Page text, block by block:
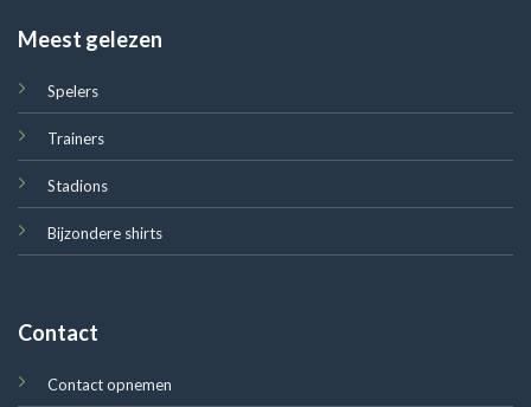
Meest gelezen
Spelers
Trainers
Stadions
Bijzondere shirts
Contact
Contact opnemen